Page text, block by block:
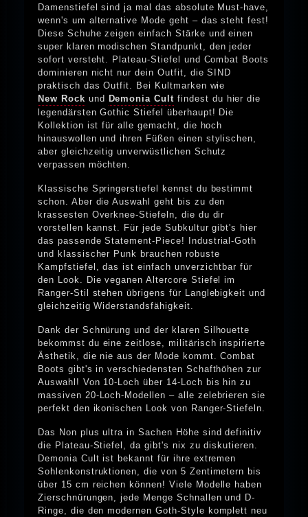
Damenstiefel sind ja mal das absolute Must-have,
wenn's um alternative Mode geht – das steht fest!
Diese Schuhe zeigen einfach Stärke und einen
super klaren modischen Standpunkt, den jeder
sofort versteht. Plateau-Stiefel und Combat Boots
dominieren nicht nur dein Outfit, die SIND
praktisch das Outfit. Bei Kultmarken wie
New Rock und Demonia Cult findest du hier die
legendärsten Gothic Stiefel überhaupt! Die
Kollektion ist für alle gemacht, die hoch
hinauswollen und ihren Füßen einen stylischen,
aber gleichzeitig unverwüstlichen Schutz
verpassen möchten.
Klassische Springerstiefel kennst du bestimmt
schon. Aber die Auswahl geht bis zu den
krassesten Overknee-Stiefeln, die du dir
vorstellen kannst. Für jede Subkultur gibt's hier
das passende Statement-Piece! Industrial-Goth
und klassischer Punk brauchen robuste
Kampfstiefel, das ist einfach unverzichtbar für
den Look. Die veganen Altercore Stiefel im
Ranger-Stil stehen übrigens für Langlebigkeit und
gleichzeitig Widerstandsfähigkeit.
Dank der Schnürung und der klaren Silhouette
bekommst du eine zeitlose, militärisch inspirierte
Ästhetik, die nie aus der Mode kommt. Combat
Boots gibt's in verschiedensten Schafthöhen zur
Auswahl! Von 10-Loch über 14-Loch bis hin zu
massiven 20-Loch-Modellen – alle zelebrieren sie
perfekt den ikonischen Look von Ranger-Stiefeln.
Das Non plus ultra in Sachen Höhe sind definitiv
die Plateau-Stiefel, da gibt's nix zu diskutieren.
Demonia Cult ist bekannt für ihre extremen
Sohlenkonstruktionen, die von 5 Zentimetern bis
über 15 cm reichen können! Viele Modelle haben
Zierschnürungen, jede Menge Schnallen und D-
Ringe, die den modernen Goth-Style komplett neu